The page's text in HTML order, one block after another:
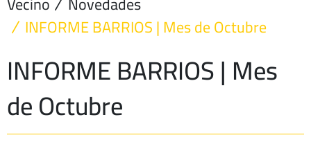
INFORME BARRIOS | Mes de Octubre
INFORME BARRIOS | Mes
de Octubre